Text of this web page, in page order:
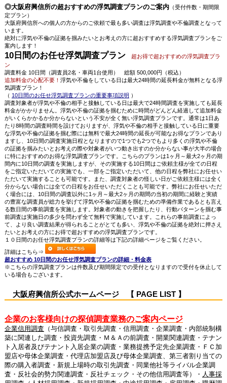
◎大阪府興信所の超おすすめの浮気調査プランのご案内（受付件数・期間限
定プラン）
大阪府興信所への個人の方からのご依頼で最も多い調査は浮気調査や不倫調査となって
います。
絶対に浮気や不倫の証拠を掴みたいとお考えの方に超おすすめする浮気調査プランをご
案内します！
10日間のお任せ浮気調査プラン
超お得で超おすすめの浮気調査プラ
ン
調査料金 10日間（調査員2名・車両1台使用） 総額 500,000円（税込）
追加料金の心配不要！ 浮気や不倫をしている日は最大24時間の延長料金が無料となる浮
気調査プラン！
（ 10日間のお任せ浮気調査プランの重要事項説明 ）
調査対象者が浮気や不倫の相手と接触している日は最大で24時間調査を実施しても延長
料金がかかりません。浮気や不倫の証拠を掴むために時間がどんどん経過して追加料金
がいくらかかるか分からないという不安が全く無い浮気調査プランです。通常は1日あ
たり8時間の調査時間を設けておりますが、浮気や不倫の相手と接触している日に重要
な浮気や不倫の証拠を掴む際には無料で最大24時間の延長が可能なお得なプランであり
ますし、10日間の調査実施日程となりますので1つでも2つでもより多くの浮気や不倫
の証拠を掴みたいとお考えの際や対象者がいつ動き出すのか分からない事が大半の場合
に特におすすめのお得な浮気調査プランです。こちらのプランは1ヶ月～最大2ヶ月の期
間内に10日間の調査を実施しますが、その実施する10日間はご依頼主様が全ての日程
をご指定いただいての実施でも、一部をご指定いただいて、他の日程を弊社にお任せい
ただいて実施することも可能です。また、調査対象者の怪しい日がご依頼主様には全く
分からない場合には全ての日程をお任せいただくことも可能です。弊社にお任せいただ
く場合には、10日間の調査以外に1ヶ月～最大2ヶ月の期間の当初の期間に経験と実績
の豊富な調査員が総力を挙げて浮気や不倫の証拠を掴むための準備作業であるとも言え
る数日間の事前調査を実施します。対象者の動きを把握したり、行動パターンを掴む事
前調査は実施日の多少を問わず全て無料で実施しています。これらの事前調査によっ
て、より良い調査結果が得られることがとても多い、浮気や不倫の証拠を絶対に押さえ
たいとお考えの方にお得で超おすすめの浮気調査プランです。
１０日間のお任せ浮気調査プランの詳細等は下記の詳細ページをご覧ください。
詳細はこちら⇒
超おすすめ 10日間のお任せ浮気調査プランの詳細・料金表
※こちらの浮気調査プランは件数及び期間限定での受付となりますので受付を休止して
いる場合もございます。
大阪府興信所公式ホームページ 【 PAGE LIST 】
企業のお客様向けの探偵調査業務のご案内ページ
企業信用調査 （与信調査・取引先調査・信用調査・企業調査・内部統制構
築に関連した調査・投資先調査・Ｍ＆Ａの前調査・開業関連調査・テナン
ト入居者及びテナント入居企業の調査・業務提携予定先企業調査・ＦＣ加
盟店や母体企業調査・代理店加盟店及び母体企業調査、第三者割り当ての
際の購入者調査・新規上場時の取引先調査・同業他社等ライバル企業調
査・反社会的勢力関連調査・反社チェック・その他信用調査等）・ 人事採